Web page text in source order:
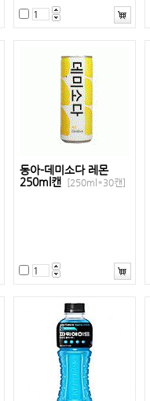
동아-데미소다 레몬
250ml캔
[250ml*30캔]